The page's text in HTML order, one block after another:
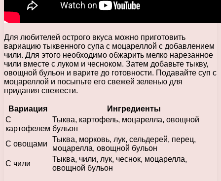
Для любителей острого вкуса можно приготовить
вариацию тыквенного супа с моцареллой с добавлением
чили. Для этого необходимо обжарить мелко нарезанное
чили вместе с луком и чесноком. Затем добавьте тыкву,
овощной бульон и варите до готовности. Подавайте суп с
моцареллой и посыпьте его свежей зеленью для
придания свежести.
Вариация
Ингредиенты
С
картофелем
Тыква, картофель, моцарелла, овощной
бульон
С овощами
Тыква, морковь, лук, сельдерей, перец,
моцарелла, овощной бульон
С чили
Тыква, чили, лук, чеснок, моцарелла,
овощной бульон